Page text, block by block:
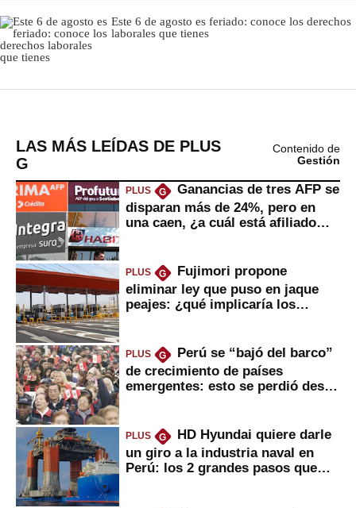
LAS MÁS LEÍDAS DE PLUS
G
Contenido de
Gestión
PLUS G
Ganancias de tres AFP se
disparan más de 24%, pero en
una caen, ¿a cuál está afiliado
PLUS G
Fujimori propone
eliminar ley que puso en jaque
peajes: ¿qué implicaría los
PLUS G
Perú se “bajó del barco”
de crecimiento de países
emergentes: esto se perdió desde
PLUS G
HD Hyundai quiere darle
un giro a la industria naval en
Perú: los 2 grandes pasos que